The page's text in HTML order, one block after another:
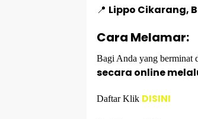
📍 Lippo Cikarang,
Cara Melamar:
Bagi Anda yang berminat
secara online
Daftar Klik DISINI